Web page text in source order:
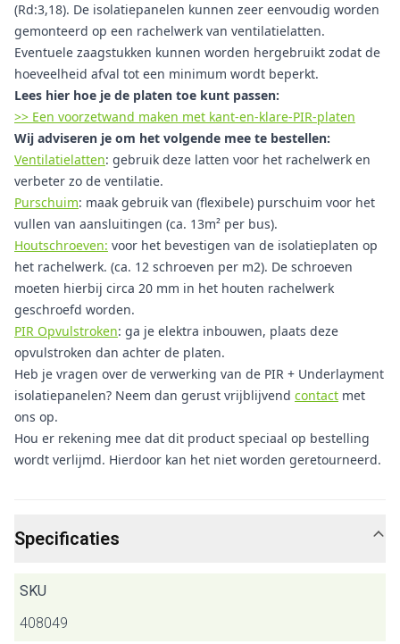
(Rd:3,18). De isolatiepanelen kunnen zeer eenvoudig worden
gemonteerd op een rachelwerk van ventilatielatten.
Eventuele zaagstukken kunnen worden hergebruikt zodat de
hoeveelheid afval tot een minimum wordt beperkt.
Lees hier hoe je de platen toe kunt passen:
>> Een voorzetwand maken met kant-en-klare-PIR-platen
Wij adviseren je om het volgende mee te bestellen:
Ventilatielatten: gebruik deze latten voor het rachelwerk en
verbeter zo de ventilatie.
Purschuim: maak gebruik van (flexibele) purschuim voor het
vullen van aansluitingen (ca. 13m² per bus).
Houtschroeven: voor het bevestigen van de isolatieplaten op
het rachelwerk. (ca. 12 schroeven per m2). De schroeven
moeten hierbij circa 20 mm in het houten rachelwerk
geschroefd worden.
PIR Opvulstroken: ga je elektra inbouwen, plaats deze
opvulstroken dan achter de platen.
Heb je vragen over de verwerking van de PIR + Underlayment
isolatiepanelen? Neem dan gerust vrijblijvend contact met
ons op.
Hou er rekening mee dat dit product speciaal op bestelling
wordt verlijmd. Hierdoor kan het niet worden geretourneerd.
Specificaties
SKU
408049